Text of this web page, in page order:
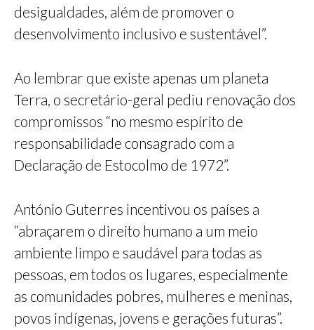
desigualdades, além de promover o
desenvolvimento inclusivo e sustentável”.
Ao lembrar que existe apenas um planeta
Terra, o secretário-geral pediu renovação dos
compromissos “no mesmo espírito de
responsabilidade consagrado com a
Declaração de Estocolmo de 1972”.
António Guterres incentivou os países a
“abraçarem o direito humano a um meio
ambiente limpo e saudável para todas as
pessoas, em todos os lugares, especialmente
as comunidades pobres, mulheres e meninas,
povos indígenas, jovens e gerações futuras”.